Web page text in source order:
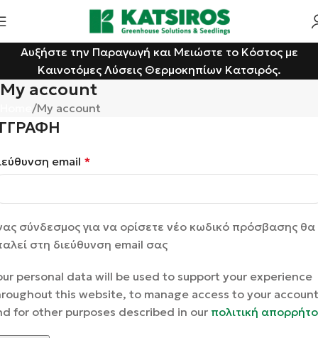
Αυξήστε την Παραγωγή και Μειώστε το Κόστος με
Καινοτόμες Λύσεις Θερμοκηπίων Κατσιρός.
My account
My account
email *
σύνδεσμος για να ορίσετε νέο κωδικό πρόσβασης θα
στη διεύθυνση email σας
personal data will be used to support your experience
this website, to manage access to your
for other purposes described in our πολιτική